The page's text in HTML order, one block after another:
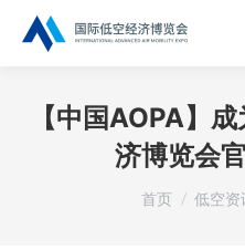
【中国AOPA】
济博览会
您在这里：
首页 低空资